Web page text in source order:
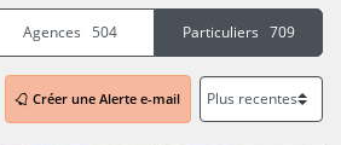
Agences 504 Particuliers 709
Créer une Alerte e-mail